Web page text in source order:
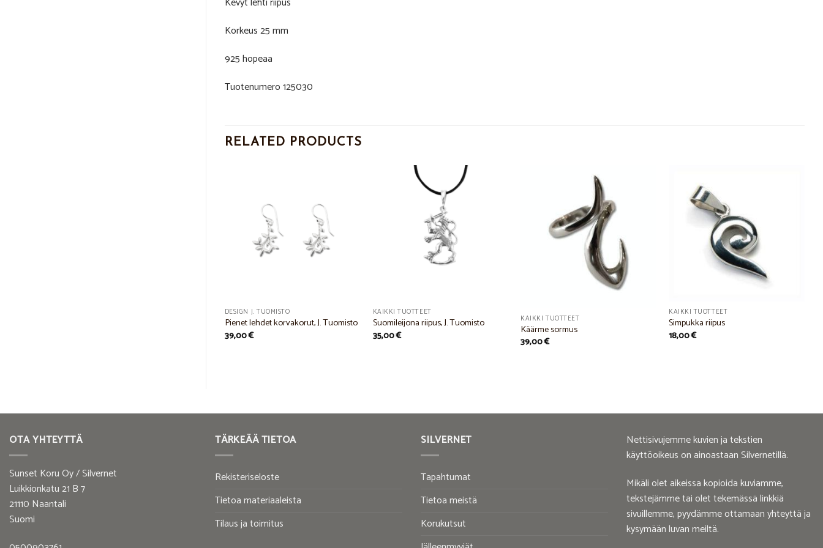
Korkeus 25 mm
925 hopeaa
Tuotenumero 125030
RELATED PRODUCTS
Wishlist
DESIGN J. TUOMISTO
Pienet lehdet korvakorut, J. Tuomisto
39,00€
KAIKKI TUOTTEET
Suomileijona riipus, J. Tuomisto
35,00€
KAIKKI TUOTTEET
Käärme sormus
39,00€
KAIKKI TUOTTEET
Simpukka riipus
18,00€
OTA YHTEYTTÄ
Sunset Koru Oy / Silvernet
Luikkionkatu 21 B 7
21110 Naantali
Suomi
TÄRKEÄÄ TIETOA
Rekisteriseloste
Tietoa materiaaleista
Tilaus ja toimitus
SILVERNET
Tapahtumat
Tietoa meistä
Korukutsut
Nettisivujemme kuvien ja tekstien
käyttöoikeus on ainoastaan Silvernetillä.
Mikäli olet aikeissa kopioida kuviamme,
tekstejämme tai olet tekemässä linkkiä
sivuillemme, pyydämme ottamaan yhteyttä ja
kysymään luvan meiltä.